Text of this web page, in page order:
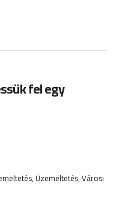
fel egy
Üzemeltetés, Városi